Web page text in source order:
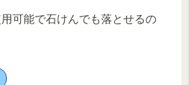
可能で石けんでも落とせるの